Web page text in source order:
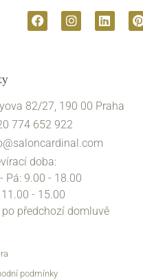
82/27, 190 00 Praha
774 652 922
doba:
Pá: 9.00 - 18.00
11.00 - 15.00
po předchozí domluvě
podmínky